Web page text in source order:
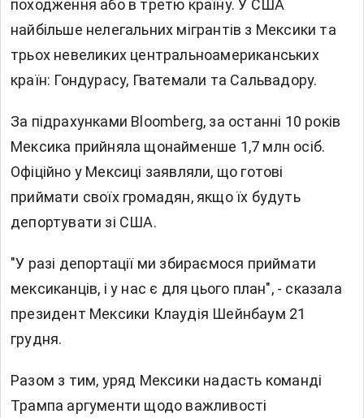
походження або в третю країну. У США
найбільше нелегальних мігрантів з Мексики та
трьох невеликих центральноамериканських
країн: Гондурасу, Гватемали та Сальвадору.
За підрахунками Bloomberg, за останні 10 років
Мексика прийняла щонайменше 1,7 млн осіб.
Офіційно у Мексиці заявляли, що готові
приймати своїх громадян, якщо їх будуть
депортувати зі США.
"У разі депортації ми збираємося приймати
мексиканців, і у нас є для цього план", - сказала
президент Мексики Клаудія Шейнбаум 21
грудня.
Разом з тим, уряд Мексики надасть команді
Трампа аргументи щодо важливості